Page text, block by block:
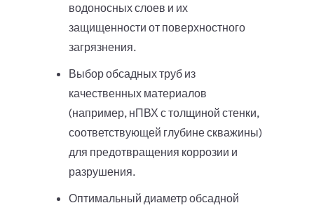
водоносных слоев и их
защищенности от поверхностного
загрязнения.
Выбор обсадных труб из
качественных материалов
(например, нПВХ с толщиной стенки,
соответствующей глубине скважины)
для предотвращения коррозии и
разрушения.
Оптимальный диаметр обсадной